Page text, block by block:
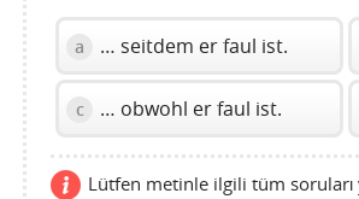
a … seitdem er faul ist.
c … obwohl er faul ist.
Lütfen metinle ilgili tüm soruları